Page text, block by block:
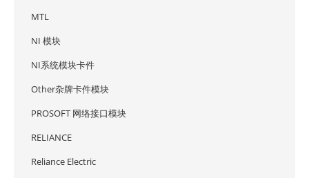
MTL
NI 模块
NI系统模块卡件
Other杂牌卡件模块
PROSOFT 网络接口模块
RELIANCE
Reliance Electric